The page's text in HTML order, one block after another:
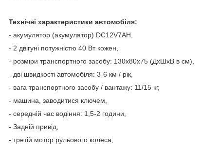
Технічні характеристики автомобіля:
- акумулятор (акумулятор) DC12V7AH,
- 2 двігуні потужністю 40 Вт кожен,
- розміри транспортного засобу: 130x80x75 (ДхШхВ в см),
- дві швидкості автомобіля: 3-6 км / рік,
- вага транспортного засобу / вантажу: 11/15 кг,
- машина, заводитися ключем,
- середній час водіння: 1,5-2 години,
- Задній привід,
- третій мотор рульового колеса,